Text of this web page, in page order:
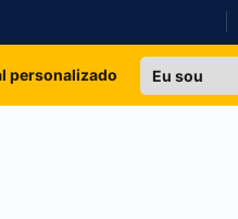
personalizado